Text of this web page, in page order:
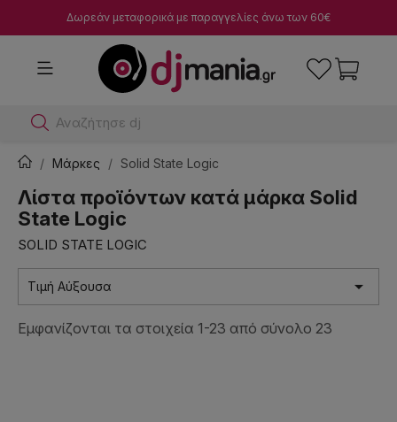
Δωρεάν μεταφορικά με παραγγελίες άνω των 60€
Αναζήτησε dj μίκτες
Μάρκες Solid State Logic
Λίστα προϊόντων κατά μάρκα Solid
State Logic
SOLID STATE LOGIC
Τιμή Αύξουσα 
Εμφανίζονται τα στοιχεία 1-23 από σύνολο 23